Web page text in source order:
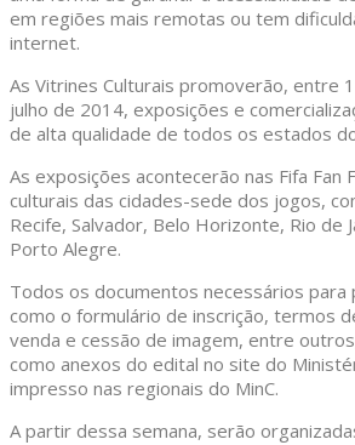
em regiões mais remotas ou tem
internet.
As Vitrines Culturais promoverão, entre
julho de 2014, exposições e
de alta qualidade de todos os estados
As exposições acontecerão nas Fifa Fan
culturais das cidades-sede dos jogos,
Recife, Salvador, Belo Horizonte, Rio de
Porto Alegre.
Todos os documentos necessários
como o formulário de inscrição, termos
venda e cessão de imagem, entre
como anexos do edital no site do
impresso nas regionais do MinC.
A partir dessa semana, serão